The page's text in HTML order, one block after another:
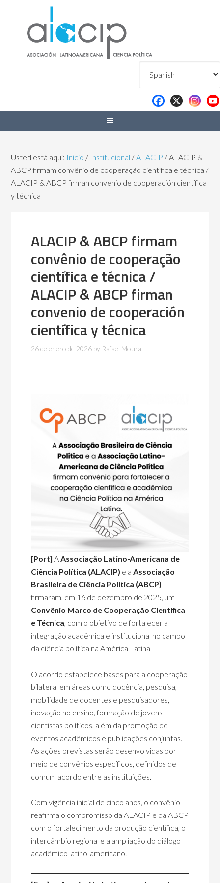
Usted está aquí: Inicio / Institucional /ALACIP /ALACIP &
ABCP firmam convênio de cooperação científica e técnica /
ALACIP & ABCP firman convenio de cooperación científica
y técnica
ALACIP & ABCP firmam
convênio de cooperação
científica e técnica /
ALACIP & ABCP firman
convenio de cooperación
científica y técnica
26 de enero de 2026 by Rafael Moura
[Port] AAssociação Latino-Americana de
Ciência Política (ALACIP) e aAssociação
Brasileira de Ciência Política (ABCP)
firmaram, em 16 de dezembro de 2025, um
Convênio Marco de Cooperação Científica
e Técnica, com o objetivo de fortalecer a
integração acadêmica e institucional no campo
da ciência política na América Latina
O acordo estabelece bases para a cooperação
bilateral em áreas como docência, pesquisa,
mobilidade de docentes e pesquisadores,
inovação no ensino, formação de jovens
cientistas políticos, além da promoção de
eventos acadêmicos e publicações conjuntas.
As ações previstas serão desenvolvidas por
meio de convênios específicos, definidos de
comum acordo entre as instituições.
Com vigência inicial de cinco anos, o convênio
reafirma o compromisso da ALACIP e da ABCP
com o fortalecimento da produção científica, o
intercâmbio regional e a ampliação do diálogo
acadêmico latino-americano.